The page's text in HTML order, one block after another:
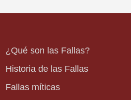
¿Qué son las Fallas?
Historia de las Fallas
Fallas míticas